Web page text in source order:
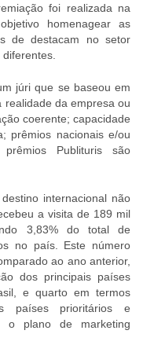
foi realizada na
homenagear as
de destacam no setor
júri que se baseou em
realidade da empresa ou
coerente; capacidade
prêmios nacionais e/ou
prêmios Publituris são
internacional não
a visita de 189 mil
3,83% do total de
no país. Este número
ao ano anterior,
dos principais países
e quarto em termos
países prioritários e
o plano de marketing